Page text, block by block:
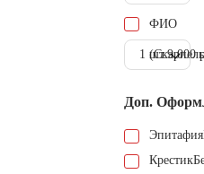
ФИО
1 шт.9.000
Доп.
Эпитафия
Крестик